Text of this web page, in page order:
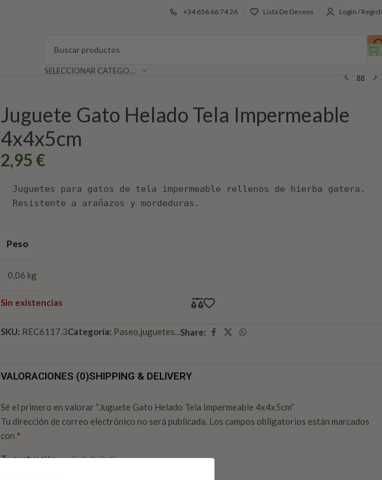
+34 656 66 74 26 Lista De Deseos Login /
SELECCIONAR CATEGORÍA
Juguete Gato Helado Tela Impermeable
4x4x5cm
2,95 €
Juguetes para gatos de tela impermeable rellenos de hierba gatera.
Resistente a arañazos y mordeduras.
Peso
0,06 kg
Sin existencias
SKU: REC6117.3Categoría: Paseo,juguetes... Share:
VALORACIONES (0)SHIPPING & DELIVERY
Sé el primero en valorar “Juguete Gato Helado Tela Impermeable 4x4x5cm”
Tu dirección de correo electrónico no será publicada. Los campos obligatorios están marcados
con *
Tu puntuación